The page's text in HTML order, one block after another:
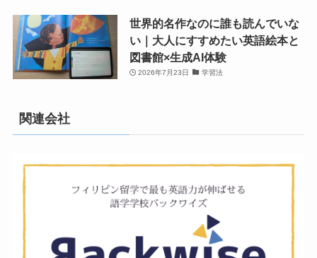
世界的名作なのに誰も読んでいな
い｜大人にすすめたい英語絵本と
図書館×生成AI体験
2026年7月23日 学習法
関連会社